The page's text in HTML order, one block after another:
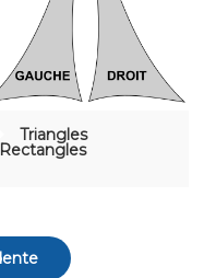
Triangles
Rectangles